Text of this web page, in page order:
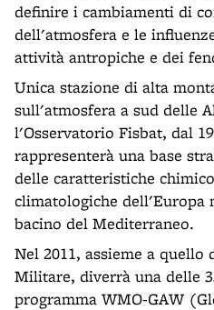
definire i cambiamenti di
dell'atmosfera e le
attività antropiche e dei
Unica stazione di alta
sull'atmosfera a sud delle
l'Osservatorio Fisbat, dal
rappresenterà una base
delle caratteristiche
climatologiche dell'Europa
bacino del Mediterraneo.
Nel 2011, assieme a quello
Militare, diverrà una delle
programma WMO-GAW